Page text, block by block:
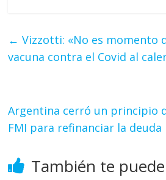
← Vizzotti: «No es momento
vacuna contra el Covid al
Argentina cerró un principio
FMI para refinanciar la deuda
También te